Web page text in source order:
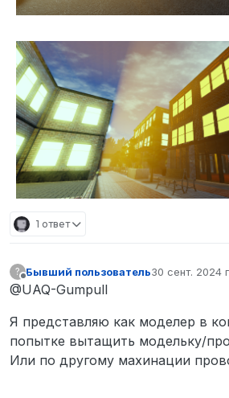
1 ответ
?
Не в сети
Бывший пользователь30 сент. 2024
@UAQ-Gumpull
Я представляю как моделер в
попытке вытащить модельку/
Или по другому махинации